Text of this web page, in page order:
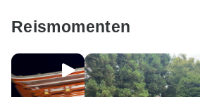
Reismomenten